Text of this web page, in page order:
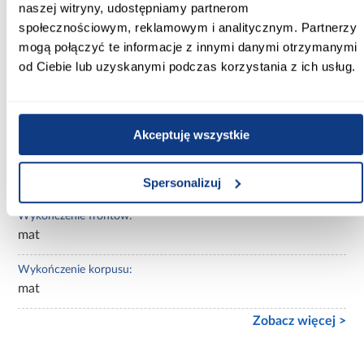
naszej witryny, udostępniamy partnerom
społecznościowym, reklamowym i analitycznym. Partnerzy
mogą połączyć te informacje z innymi danymi otrzymanymi
od Ciebie lub uzyskanymi podczas korzystania z ich usług.
Akceptuję wszystkie
Spersonalizuj
biały
Wybarwienie:
białe
Ilość drzwi:
Wykończenie frontów:
mat
Wykończenie korpusu:
mat
Zobacz więcej >